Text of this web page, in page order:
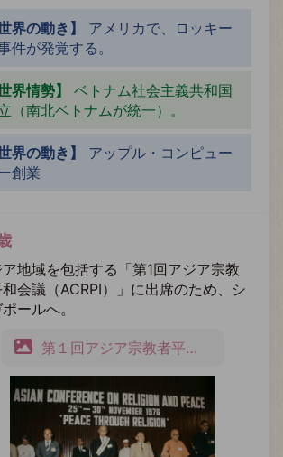
世界の動き】
アメリカで、ロッキー
件が発覚する。
世界情勢】
ベトナム社会主義共和国
（南北ベトナムが統一）。
世界の動き】
アップル・コンピュー
創業
地域を包括する「第1回アジア宗教
会議（ACRPI）」に出席のため、シ
ールへ。
第１回アジア宗教者平和会議